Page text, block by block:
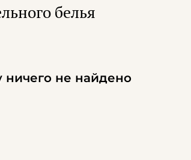
белья
ничего не найдено